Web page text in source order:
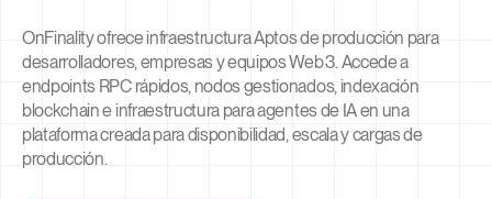
OnFinality ofrece infraestructura Aptos de producción para
desarrolladores, empresas y equipos Web3. Accede a
endpoints RPC rápidos, nodos gestionados, indexación
blockchain e infraestructura para agentes de IA en una
plataforma creada para disponibilidad, escala y cargas de
producción.